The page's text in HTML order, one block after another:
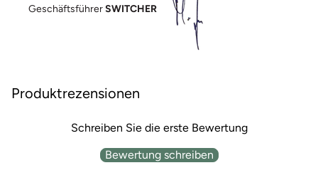
GeschäftsführerSWITCHER
Produktrezensionen
Schreiben Sie die erste Bewertung
Bewertung schreiben